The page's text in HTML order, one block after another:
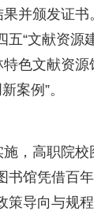
并颁发证
五“文献资
色文献资
案例”。
，高职院
馆凭借百
导向与规